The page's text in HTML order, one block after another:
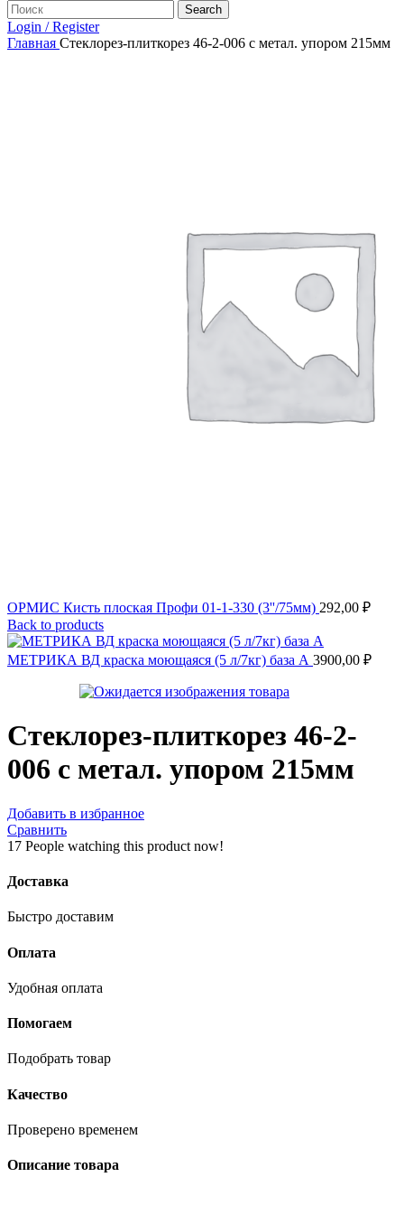
Search
Login / Register
Главная Стеклорез-плиткорез 46-2-006 с метал. упором 215мм
ОРМИС Кисть плоская Профи 01-1-330 (3''/75мм) 292,00 ₽
Back to products
МЕТРИКА ВД краска моющаяся (5 л/7кг) база А 3900,00 ₽
Стеклорез-плиткорез 46-2-
006 с метал. упором 215мм
Добавить в избранное
Сравнить
17 People watching this product now!
Доставка
Быстро доставим
Оплата
Удобная оплата
Помогаем
Подобрать товар
Качество
Проверено временем
Описание товара